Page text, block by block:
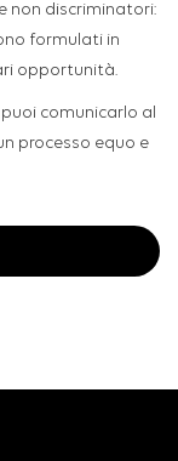
non discriminatori:
formulati in
opportunità.
puoi comunicarlo al
processo equo e